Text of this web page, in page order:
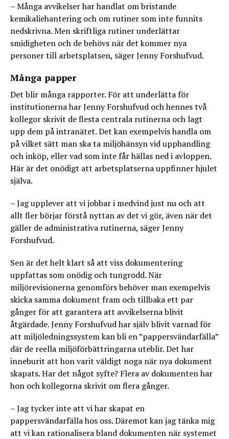
– Många avvikelser har handlat om bristande
kemikaliehantering och om rutiner som inte funnits
nedskrivna. Men skriftliga rutiner underlättar
smidigheten och de behövs när det kommer nya
personer till arbetsplatsen, säger Jenny Forshufvud.
Många papper
Det blir många rapporter. För att underlätta för
institutionerna har Jenny Forshufvud och hennes två
kollegor skrivit de flesta centrala rutinerna och lagt
upp dem på intranätet. Det kan exempelvis handla om
på vilket sätt man ska ta miljöhänsyn vid upphandling
och inköp, eller vad som inte får hällas ned i avloppen.
Här är det onödigt att arbetsplatserna uppfinner hjulet
själva.
– Jag upplever att vi jobbar i medvind just nu och att
allt fler börjar förstå nyttan av det vi gör, även när det
gäller de administrativa rutinerna, säger Jenny
Forshufvud.
Sen är det helt klart så att viss dokumentering
uppfattas som onödig och tungrodd. När
miljörevisionerna genomförs behöver man exempelvis
skicka samma dokument fram och tillbaka ett par
gånger för att garantera att avvikelserna blivit
åtgärdade. Jenny Forshufvud har själv blivit varnad för
att miljöledningssystem kan bli en ”pappersvändarfälla”
där de reella miljöförbättringarna uteblir. Det har
inneburit att hon varit väldigt noga när nya dokument
skapats. Har det något syfte? Flera av dokumenten har
hon och kollegorna skrivit om flera gånger.
– Jag tycker inte att vi har skapat en
pappersvändarfälla hos oss. Däremot kan jag tänka mig
att vi kan rationalisera bland dokumenten när systemet